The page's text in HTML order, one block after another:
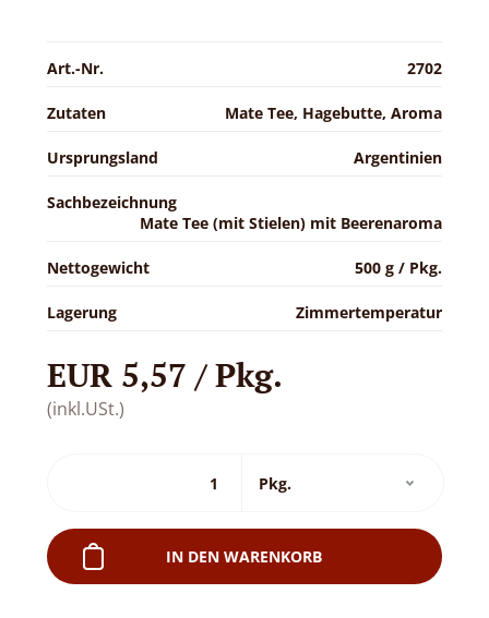
Art.-Nr. 2702
Zutaten Mate Tee, Hagebutte, Aroma
Ursprungsland Argentinien
Sachbezeichnung
Mate Tee (mit Stielen) mit Beerenaroma
Nettogewicht 500 g / Pkg.
Lagerung Zimmertemperatur
EUR 5,57 / Pkg.
(inkl.USt.)
IN DEN WARENKORB